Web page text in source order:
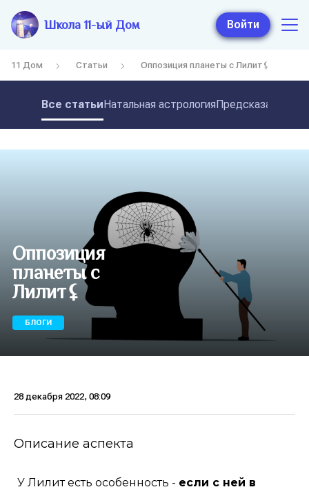
Школа 11-ый Дом Войти
11 Дом Статьи Оппозиция планеты с Лилит⚸
Все статьиНатальная астрология
Оппозиция
планеты с
Лилит⚸
БЛОГИ
28 декабря 2022, 08:09
Описание аспекта
У Лилит есть особенность - если с ней в